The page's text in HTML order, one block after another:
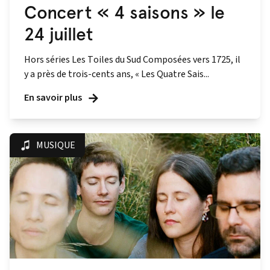
Concert « 4 saisons » le
24 juillet
Hors séries Les Toiles du Sud Composées vers 1725, il
y a près de trois-cents ans, « Les Quatre Sais...
En savoir plus
MUSIQUE